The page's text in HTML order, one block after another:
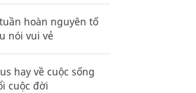
hoàn nguyên tố
nói vui vẻ
hay về cuộc sống
cuộc đời